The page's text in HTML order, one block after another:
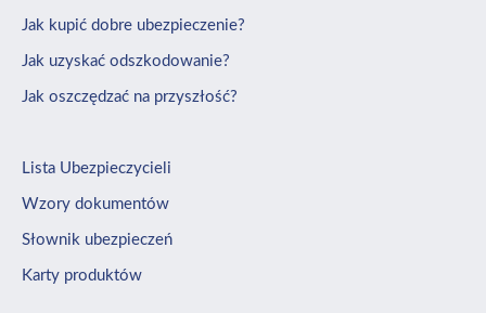
Jak kupić dobre ubezpieczenie?
Jak uzyskać odszkodowanie?
Jak oszczędzać na przyszłość?
Lista Ubezpieczycieli
Wzory dokumentów
Słownik ubezpieczeń
Karty produktów